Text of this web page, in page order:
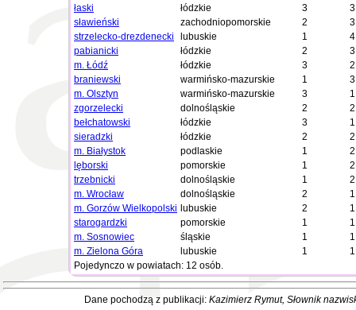
łaski
łódzkie 3
3
sławieński
zachodniopomorskie 2
3
strzelecko-drezdenecki
lubuskie 1
4
pabianicki
łódzkie 2
3
m. Łódź
łódzkie 3
2
braniewski
warmińsko-mazurskie 1
3
m. Olsztyn
warmińsko-mazurskie 3
1
zgorzelecki
dolnośląskie 2
2
bełchatowski
łódzkie 3
1
sieradzki
łódzkie 2
2
m. Białystok
podlaskie 1
2
lęborski
pomorskie 1
2
trzebnicki
dolnośląskie 1
2
m. Wrocław
dolnośląskie 2
1
m. Gorzów Wielkopolski lubuskie 2
1
starogardzki
pomorskie 1
1
m. Sosnowiec
śląskie 1
1
m. Zielona Góra
lubuskie 1
1
Pojedynczo w powiatach: 12 osób.
Dane pochodzą z publikacji: Kazimierz Rymut, Słownik